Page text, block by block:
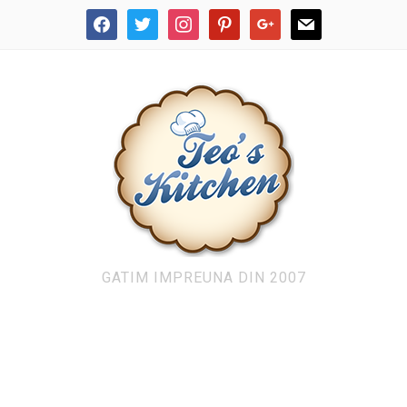
facebooktwitter instagrampinterestgoogle mail
GATIM IMPREUNA DIN 2007